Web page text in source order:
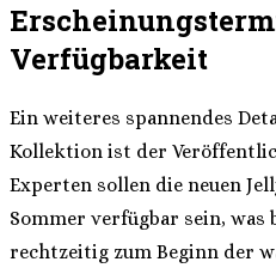
Verfügbarkeit
Ein weiteres spannendes
Kollektion ist der
Experten sollen die neuen
Sommer verfügbar sein, was
rechtzeitig zum Beginn der